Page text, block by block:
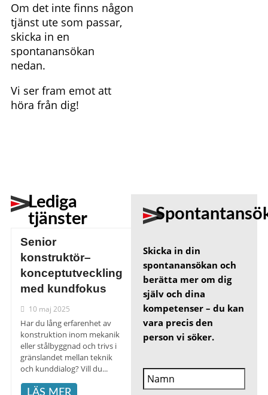
Om det inte finns någon
tjänst ute som passar,
skicka in en
spontanansökan
nedan.
Vi ser fram emot att
höra från dig!
Lediga
tjänster
Senior
konstruktör–
konceptutveckling
med kundfokus
10 maj 2025
Har du lång erfarenhet av
konstruktion inom mekanik
eller stålbyggnad och trivs i
gränslandet mellan teknik
och kunddialog? Vill du...
LÄS MER
Skicka in din
spontanansökan och
berätta mer om dig
själv och dina
kompetenser – du kan
vara precis den
person vi söker.